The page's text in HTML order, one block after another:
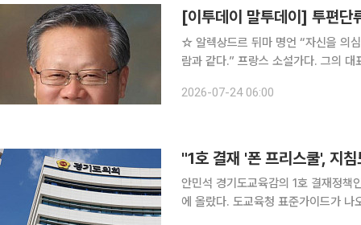
[이투데이 말투데이] 투편
☆ 알렉상드르 뒤마 명언 “자신을 의심하는 사람은 마치 적군에 가담해 스스로에게 총을 겨누는 사
람과 같다.” 프랑스 소설가다. 그의 대표작은 ‘삼총사’ ‘몽테크리스토 백작’. 발표하자마자 그의 작품
수의 작품을 남겼다. 자신의 문학적
2026-07-24 06:00
안민석 경기도교육감의 1호 결재정책
에 올랐다. 도교육청 표준가이드가 나오기도 전에 일선 교육지원청이 제각각 기준을 만들어 앞서 달